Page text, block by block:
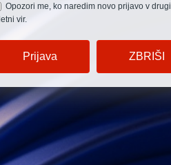
Opozori me, ko naredim novo prijavo v drugi
vir.